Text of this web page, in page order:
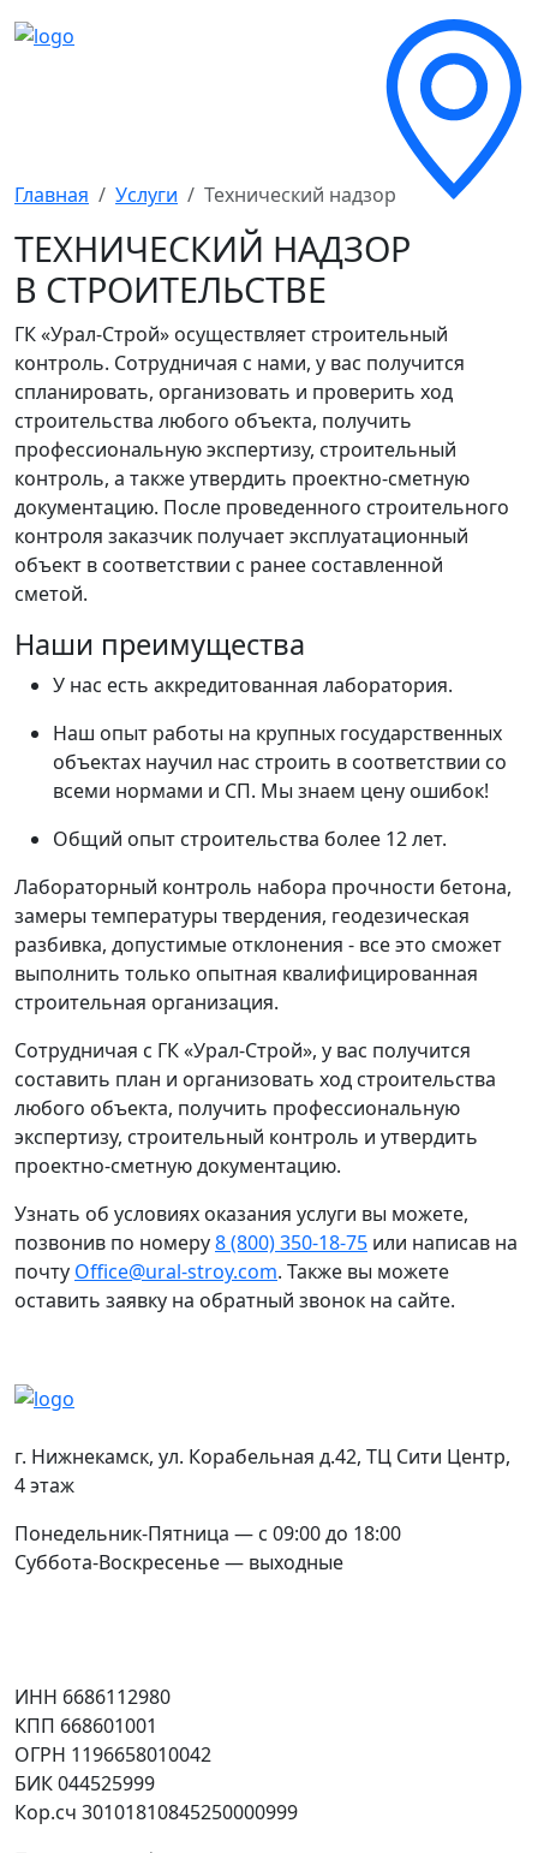
Главная Услуги Технический надзор
ТЕХНИЧЕСКИЙ НАДЗОР
В СТРОИТЕЛЬСТВЕ
ГК «Урал-Строй» осуществляет строительный
контроль. Сотрудничая с нами, у вас получится
спланировать, организовать и проверить ход
строительства любого объекта, получить
профессиональную экспертизу, строительный
контроль, а также утвердить проектно-сметную
документацию. После проведенного строительного
контроля заказчик получает эксплуатационный
объект в соответствии с ранее составленной
сметой.
Наши преимущества
У нас есть аккредитованная лаборатория.
Наш опыт работы на крупных государственных
объектах научил нас строить в соответствии со
всеми нормами и СП. Мы знаем цену ошибок!
Общий опыт строительства более 12 лет.
Лабораторный контроль набора прочности бетона,
замеры температуры твердения, геодезическая
разбивка, допустимые отклонения - все это сможет
выполнить только опытная квалифицированная
строительная организация.
Сотрудничая с ГК «Урал-Строй», у вас получится
составить план и организовать ход строительства
любого объекта, получить профессиональную
экспертизу, строительный контроль и утвердить
проектно-сметную документацию.
Узнать об условиях оказания услуги вы можете,
позвонив по номеру8 (800) 350-18-75 или написав на
почту Office@ural-stroy.com. Также вы можете
оставить заявку на обратный звонок на сайте.
ИНН 6686112980
КПП 668601001
ОГРН 1196658010042
БИК 044525999
Кор.сч 30101810845250000999
г. Нижнекамск, ул. Корабельная д.42, ТЦ Сити Центр,
4 этаж
Понедельник-Пятница — с 09:00 до 18:00
Суббота-Воскресенье — выходные